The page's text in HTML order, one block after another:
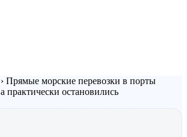
› Прямые морские перевозки в порты
практически остановились